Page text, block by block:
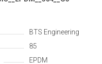
BTS Engineering
85
EPDM